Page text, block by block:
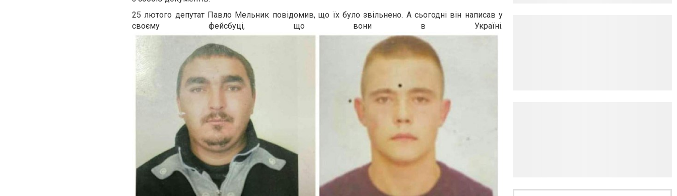
25 лютого депутат Павло Мельник повідомив, що їх було звільнено. А сьогодні він написав у
своєму фейсбуці, що вони в Україні.